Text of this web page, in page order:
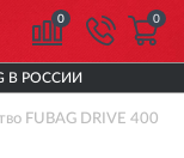
0 0
В РОССИИ
FUBAG DRIVE 400